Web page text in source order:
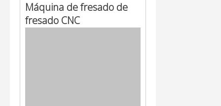
Máquina de fresado de
fresado CNC